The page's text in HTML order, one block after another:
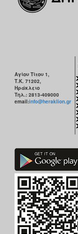
Αγίου Τίτου 1,
Τ.Κ. 71202,
Ηράκλειο
Τηλ.: 2813-409000
email:info@heraklion.gr